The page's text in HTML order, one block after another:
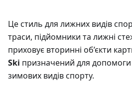
Це стиль для лижних видів
траси, підйомники та лижні
приховує вторинні об’єкти
Ski призначений для допомоги
зимових видів спорту.